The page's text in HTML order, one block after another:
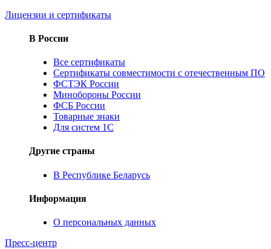
Лицензии и сертификаты
В России
Все сертификаты
Сертификаты совместимости с отечественным ПО
ФСТЭК России
Минобороны России
ФСБ России
Товарные знаки
Для систем 1С
Другие страны
В Республике Беларусь
Информация
О персональных данных
Пресс-центр